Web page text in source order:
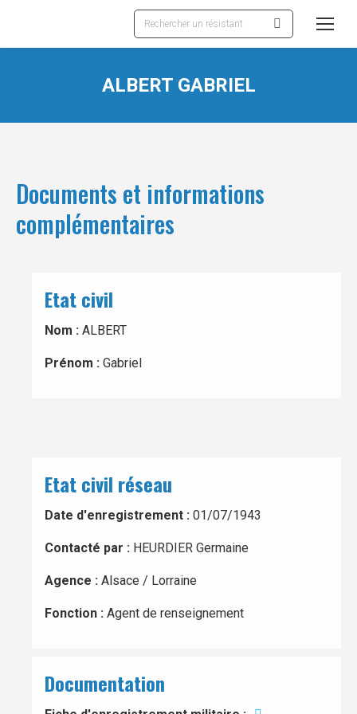
Recherche
:
ALBERT GABRIEL
Documents et informations
complémentaires
Etat civil
Nom : ALBERT
Prénom : Gabriel
Etat civil réseau
Date d'enregistrement : 01/07/1943
Contacté par : HEURDIER Germaine
Agence : Alsace / Lorraine
Fonction : Agent de renseignement
Documentation